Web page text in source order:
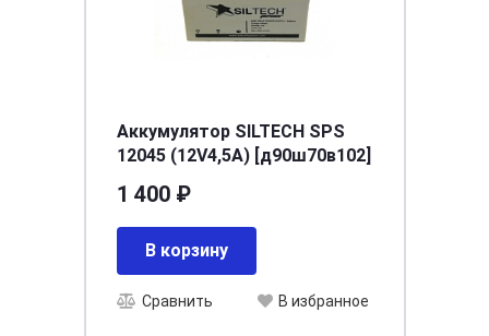
Аккумулятор SILTECH SPS
12045 (12V4,5A) [д90ш70в102]
1 400 ₽
В корзину
Сравнить В избранное